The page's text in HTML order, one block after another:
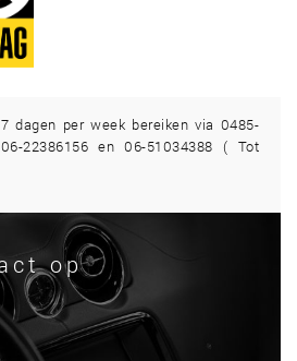
dagen per week bereiken via 0485-
22386156 en 06-51034388 ( Tot
op